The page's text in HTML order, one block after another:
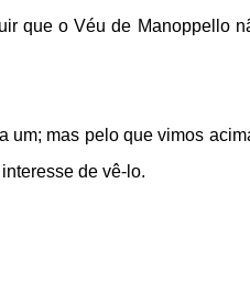
que o Véu de Manoppello
um; mas pelo que vimos
de vê-lo.